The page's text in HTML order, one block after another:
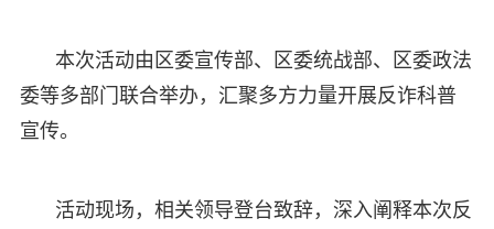
本次活动由区委宣传部、区委统战部、区委政法
委等多部门联合举办，汇聚多方力量开展反诈科普
宣传。
活动现场，相关领导登台致辞，深入阐释本次反